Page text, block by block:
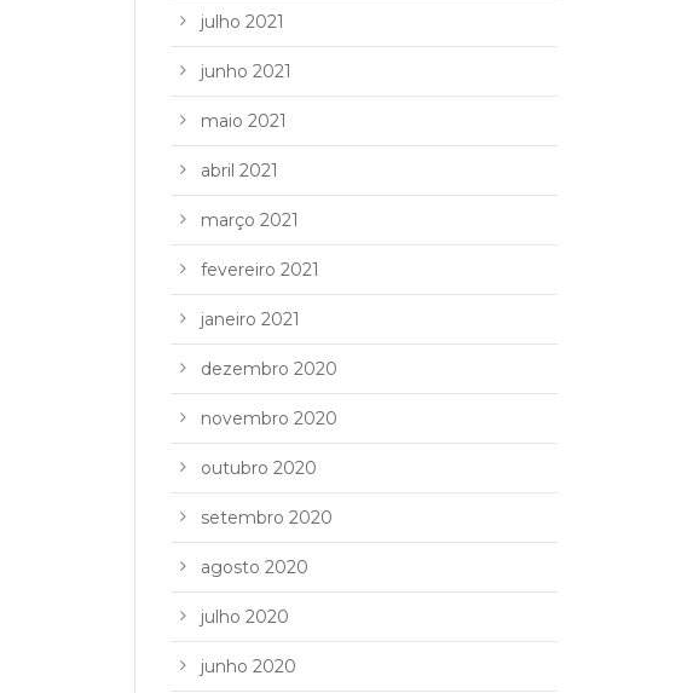
julho 2021
junho 2021
maio 2021
abril 2021
março 2021
fevereiro 2021
janeiro 2021
dezembro 2020
novembro 2020
outubro 2020
setembro 2020
agosto 2020
julho 2020
junho 2020